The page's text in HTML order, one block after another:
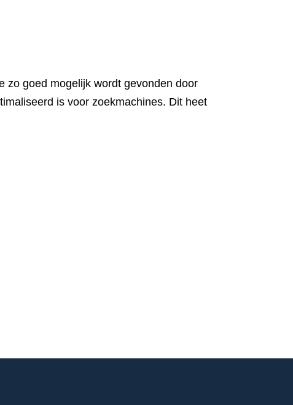
goed mogelijk wordt gevonden door
is voor zoekmachines. Dit heet